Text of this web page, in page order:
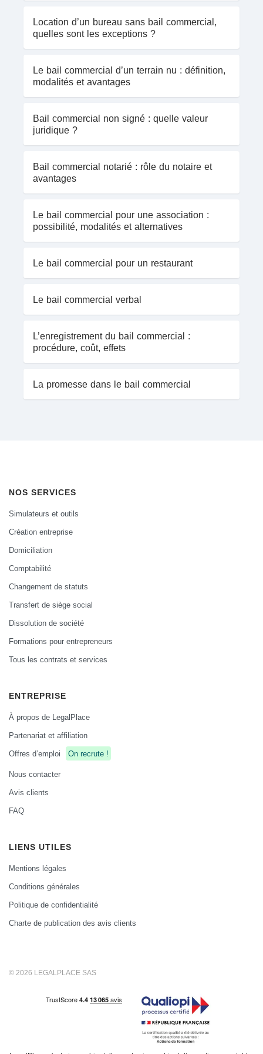
Location d’un bureau sans bail commercial,
quelles sont les exceptions ?
Le bail commercial d’un terrain nu : définition,
modalités et avantages
Bail commercial non signé : quelle valeur
juridique ?
Bail commercial notarié : rôle du notaire et
avantages
Le bail commercial pour une association :
possibilité, modalités et alternatives
Le bail commercial pour un restaurant
Le bail commercial verbal
L’enregistrement du bail commercial :
procédure, coût, effets
La promesse dans le bail commercial
NOS SERVICES
Simulateurs et outils
Création entreprise
Domiciliation
Comptabilité
Changement de statuts
Transfert de siège social
Dissolution de société
Formations pour entrepreneurs
Tous les contrats et services
ENTREPRISE
À propos de LegalPlace
Partenariat et affiliation
Offres d’emploi
On recrute !
Nous contacter
Avis clients
FAQ
LIENS UTILES
Mentions légales
Conditions générales
Politique de confidentialité
Charte de publication des avis clients
© 2026 LEGALPLACE SAS